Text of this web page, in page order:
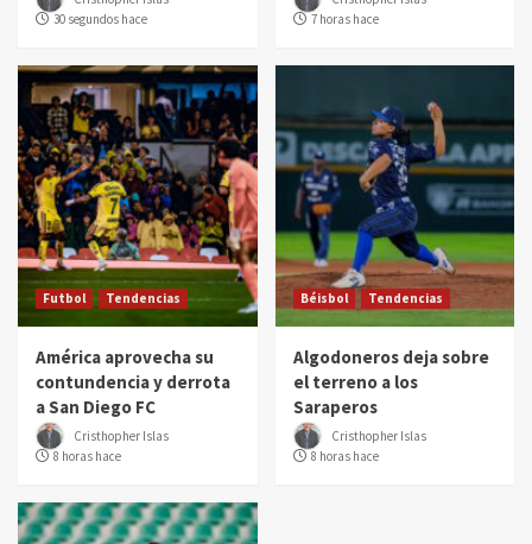
30 segundos hace
7 horas hace
Futbol Tendencias
América aprovecha su
contundencia y derrota
a San Diego FC
Cristhopher Islas
8 horas hace
Béisbol Tendencias
Algodoneros deja sobre
el terreno a los
Saraperos
Cristhopher Islas
8 horas hace